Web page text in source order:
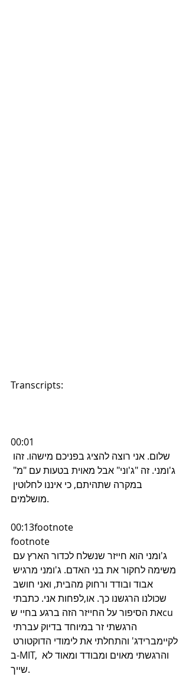
Transcripts:
00:01
שלום. אני רוצה להציג בפניכם מישהו. זהו
ג'ומני. זה "ג'וני" אבל מאוית בטעות עם "מ"
במקרה שתהיתם, כי איננו לחלוטין
מושלמים.
00:13footnote
footnote
ג'ומני הוא חייזר שנשלח לכדור הארץ עם
משימה לחקור את בני האדם. ג'ומני מרגיש
אבוד ובודד ורחוק מהבית, ואני חושב
שכולנו הרגשנו כך. או,לפחות אני. כתבתי
את הסיפור על החייזר הזה ברגע בחיי שcu
הרגשתי זר במיוחד בדיוק עברתי
לקיימברידג' והתחלתי את לימודי הדוקטורט
ב-MIT, והרגשתי מאוים ומבודד ומאוד לא
שייך.